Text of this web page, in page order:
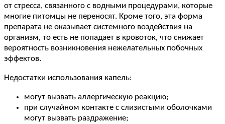
от стресса, связанного с водными процедурами, которые
многие питомцы не переносят. Кроме того, эта форма
препарата не оказывает системного воздействия на
организм, то есть не попадает в кровоток, что снижает
вероятность возникновения нежелательных побочных
эффектов.
Недостатки использования капель:
могут вызвать аллергическую реакцию;
при случайном контакте с слизистыми оболочками
могут вызвать раздражение;